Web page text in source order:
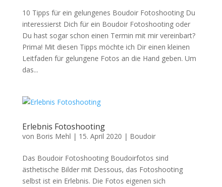
10 Tipps für ein gelungenes Boudoir Fotoshooting Du
interessierst Dich für ein Boudoir Fotoshooting oder
Du hast sogar schon einen Termin mit mir vereinbart?
Prima! Mit diesen Tipps möchte ich Dir einen kleinen
Leitfaden für gelungene Fotos an die Hand geben. Um
das...
Erlebnis Fotoshooting
von Boris Mehl | 15. April 2020 | Boudoir
Das Boudoir Fotoshooting Boudoirfotos sind
ästhetische Bilder mit Dessous, das Fotoshooting
selbst ist ein Erlebnis. Die Fotos eigenen sich